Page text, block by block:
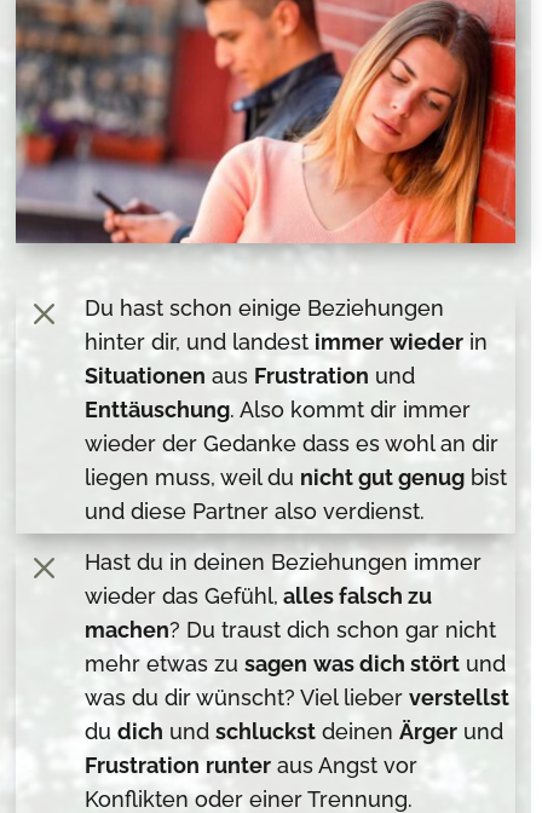
M
Du hast schon einige Beziehungen
hinter dir, und landest immer wieder in
Situationen aus Frustration und
Enttäuschung. Also kommt dir immer
wieder der Gedanke dass es wohl an dir
liegen muss, weil du nicht gut genug bist
und diese Partner also verdienst.
M
Hast du in deinen Beziehungen immer
wieder das Gefühl, alles falsch zu
machen? Du traust dich schon gar nicht
mehr etwas zusagen was dich stört und
was du dir wünscht? Viel lieberverstellst
dudich undschluckst deinenÄrger und
Frustration runter aus Angst vor
Konflikten oder einer Trennung.